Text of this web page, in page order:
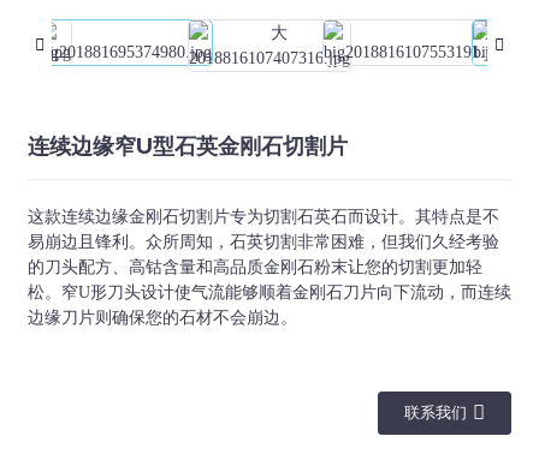
连续边缘窄U型石英金刚石切割片
这款连续边缘金刚石切割片专为切割石英石而设计。其特点是不
易崩边且锋利。众所周知，石英切割非常困难，但我们久经考验
的刀头配方、高钴含量和高品质金刚石粉末让您的切割更加轻
松。窄U形刀头设计使气流能够顺着金刚石刀片向下流动，而连续
边缘刀片则确保您的石材不会崩边。
联系我们